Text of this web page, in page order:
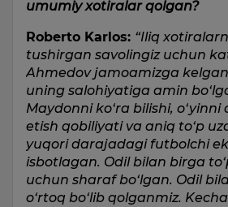
umumiy xotiralar qolgan?
Roberto Karlos: “Iliq
tushirgan savolingiz uchun
Ahmedov jamoamizga
uning salohiyatiga amin
Maydonni ko‘ra bilishi, o‘yinni
etish qobiliyati va aniq to‘p
yuqori darajadagi futbolchi
isbotlagan. Odil bilan birga
uchun sharaf bo‘lgan. Odil
o‘rtoq bo‘lib qolganmiz.